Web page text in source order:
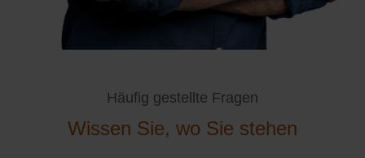
Häufig gestellte Fragen
Wissen Sie, wo Sie stehen